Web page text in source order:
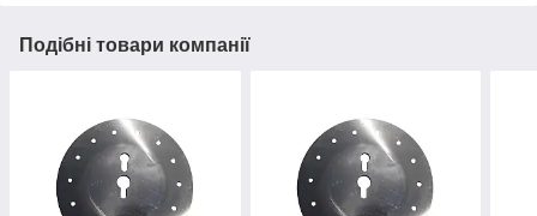
Подібні товари компанії